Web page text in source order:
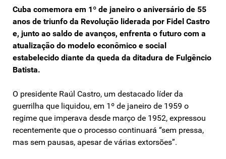
Cuba comemora em 1º de janeiro o aniversário de 55
anos de triunfo da Revolução liderada por Fidel Castro
e, junto ao saldo de avanços, enfrenta o futuro com a
atualização do modelo econômico e social
estabelecido diante da queda da ditadura de Fulgêncio
Batista.
O presidente Raúl Castro, um destacado líder da
guerrilha que liquidou, em 1º de janeiro de 1959 o
regime que imperava desde março de 1952, expressou
recentemente que o processo continuará “sem pressa,
mas sem pausas, apesar de várias extorsões”.